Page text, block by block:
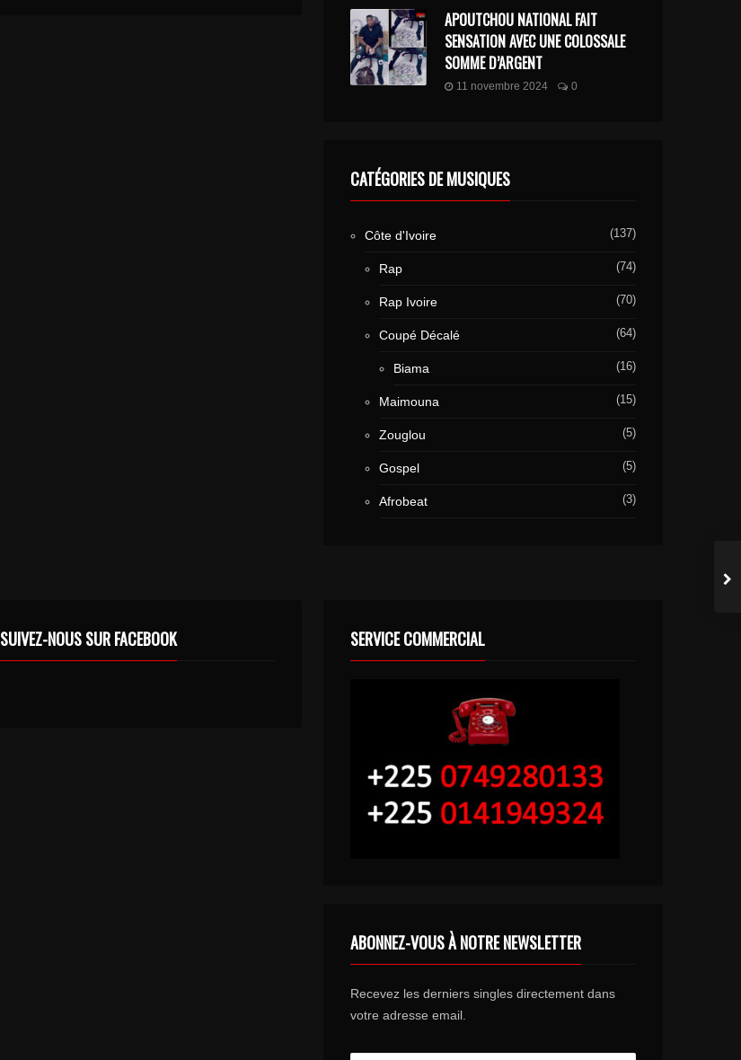
APOUTCHOU NATIONAL FAIT
SENSATION AVEC UNE COLOSSALE
SOMME D’ARGENT
11 novembre 2024 0
CATÉGORIES DE MUSIQUES
Côte d'Ivoire (137)
Rap (74)
Rap Ivoire (70)
Coupé Décalé (64)
Biama (16)
Maimouna (15)
Zouglou (5)
Gospel (5)
Afrobeat (3)
SUIVEZ-NOUS SUR FACEBOOK SERVICE COMMERCIAL
ABONNEZ-VOUS À NOTRE NEWSLETTER
Recevez les derniers singles directement dans
votre adresse email.